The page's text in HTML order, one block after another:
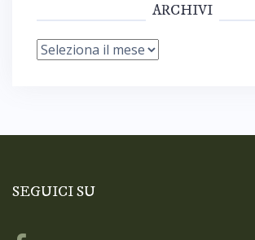
ARCHIVI
Archivi
SEGUICI SU